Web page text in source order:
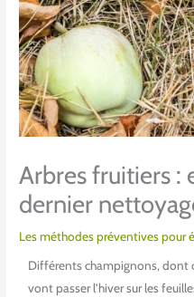
Arbres fruitiers :
dernier
Les méthodes préventives pour
Différents champignons, dont
vont passer l’hiver sur les